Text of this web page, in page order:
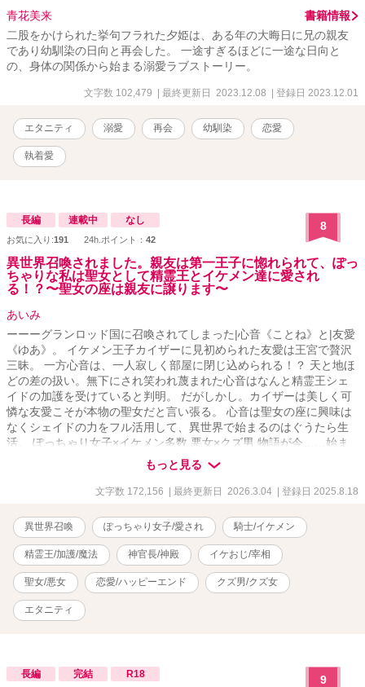
青花美来
書籍情報
二股をかけられた挙句フラれた夕姫は、ある年の大晦日に兄の親友
であり幼馴染の日向と再会した。 一途すぎるほどに一途な日向と
の、身体の関係から始まる溺愛ラブストーリー。
文字数 102,479 | 最終更新日 2023.12.08 | 登録日 2023.12.01
エタニティ 溺愛 再会 幼馴染 恋愛
執着愛
長編 連載中 なし
お気に入り:191 24h.ポイント： 42
8
異世界召喚されました。親友は第一王子に惚れられて、ぽっ
ちゃりな私は聖女として精霊王とイケメン達に愛され
る！？〜聖女の座は親友に譲ります〜
あいみ
ーーーグランロッド国に召喚されてしまった|心音《ことね》と|友愛
《ゆあ》。 イケメン王子カイザーに見初められた友愛は王宮で贅沢
三昧。 一方心音は、一人寂しく部屋に閉じ込められる！？ 天と地ほ
どの差の扱い。無下にされ笑われ蔑まれた心音はなんと精霊王シェ
イドの加護を受けていると判明。 だがしかし。カイザーは美しく可
憐な友愛こそが本物の聖女だと言い張る。 心音は聖女の座に興味は
なくシェイドの力をフル活用して、異世界で始まるのはぐうたら生
活。 ぽっちゃり女子×イケメン多数 悪女×クズ男 物語が今……始ま
もっと見る
文字数 172,156 | 最終更新日 2026.3.04 | 登録日 2025.8.18
異世界召喚 ぽっちゃり女子/愛され 騎士/イケメン
精霊王/加護/魔法 神官長/神殿 イケおじ/宰相
聖女/悪女 恋愛/ハッピーエンド クズ男/クズ女
エタニティ
長編 完結 R18 9